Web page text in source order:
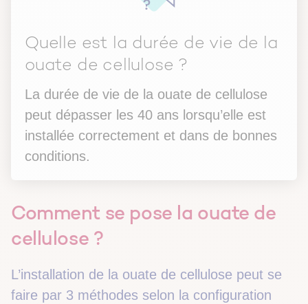
Quelle est la durée de vie de la
ouate de cellulose ?
La durée de vie de la ouate de cellulose
peut dépasser les 40 ans lorsqu’elle est
installée correctement et dans de bonnes
conditions.
Comment se pose la ouate de
cellulose ?
L’installation de la ouate de cellulose peut se
faire par 3 méthodes selon la configuration